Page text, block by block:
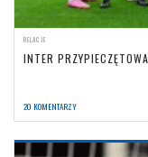
RELACJE
INTER
20 KOMENTARZY